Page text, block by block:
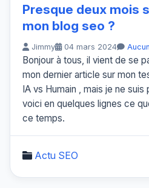
Presque deux mois
mon blog seo ?
Jimmy 04 mars 2024
Bonjour à tous, il vient de se
mon dernier article sur mon
IA vs Humain , mais je ne
voici en quelques lignes ce
ce temps.
Actu SEO